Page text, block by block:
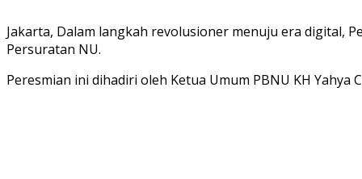
Jakarta, Dalam langkah revolusioner menuju era digital,
Persuratan NU.
Peresmian ini dihadiri oleh Ketua Umum PBNU KH